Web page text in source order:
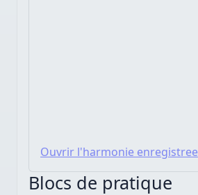
Ouvrir l'harmonie enregistree
Blocs de pratique